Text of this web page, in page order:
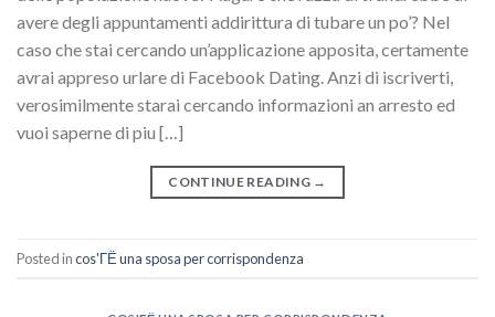
avere degli appuntamenti addirittura di tubare un po’? Nel
caso che stai cercando un’applicazione apposita, certamente
avrai appreso urlare di Facebook Dating. Anzi di iscriverti,
verosimilmente starai cercando informazioni an arresto ed
vuoi saperne di piu […]
CONTINUE READING →
Posted incos'ГЁ una sposa per corrispondenza